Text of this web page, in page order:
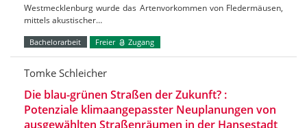
Westmecklenburg wurde das Artenvorkommen von Fledermäusen,
mittels akustischer…
Bachelorarbeit Freier Zugang
Tomke Schleicher
Die blau-grünen Straßen der Zukunft? :
Potenziale klimaangepasster Neuplanungen von
ausgewählten Straßenräumen in der Hansestadt